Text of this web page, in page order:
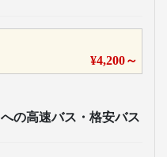
¥4,200～
への高速バス・格安バス